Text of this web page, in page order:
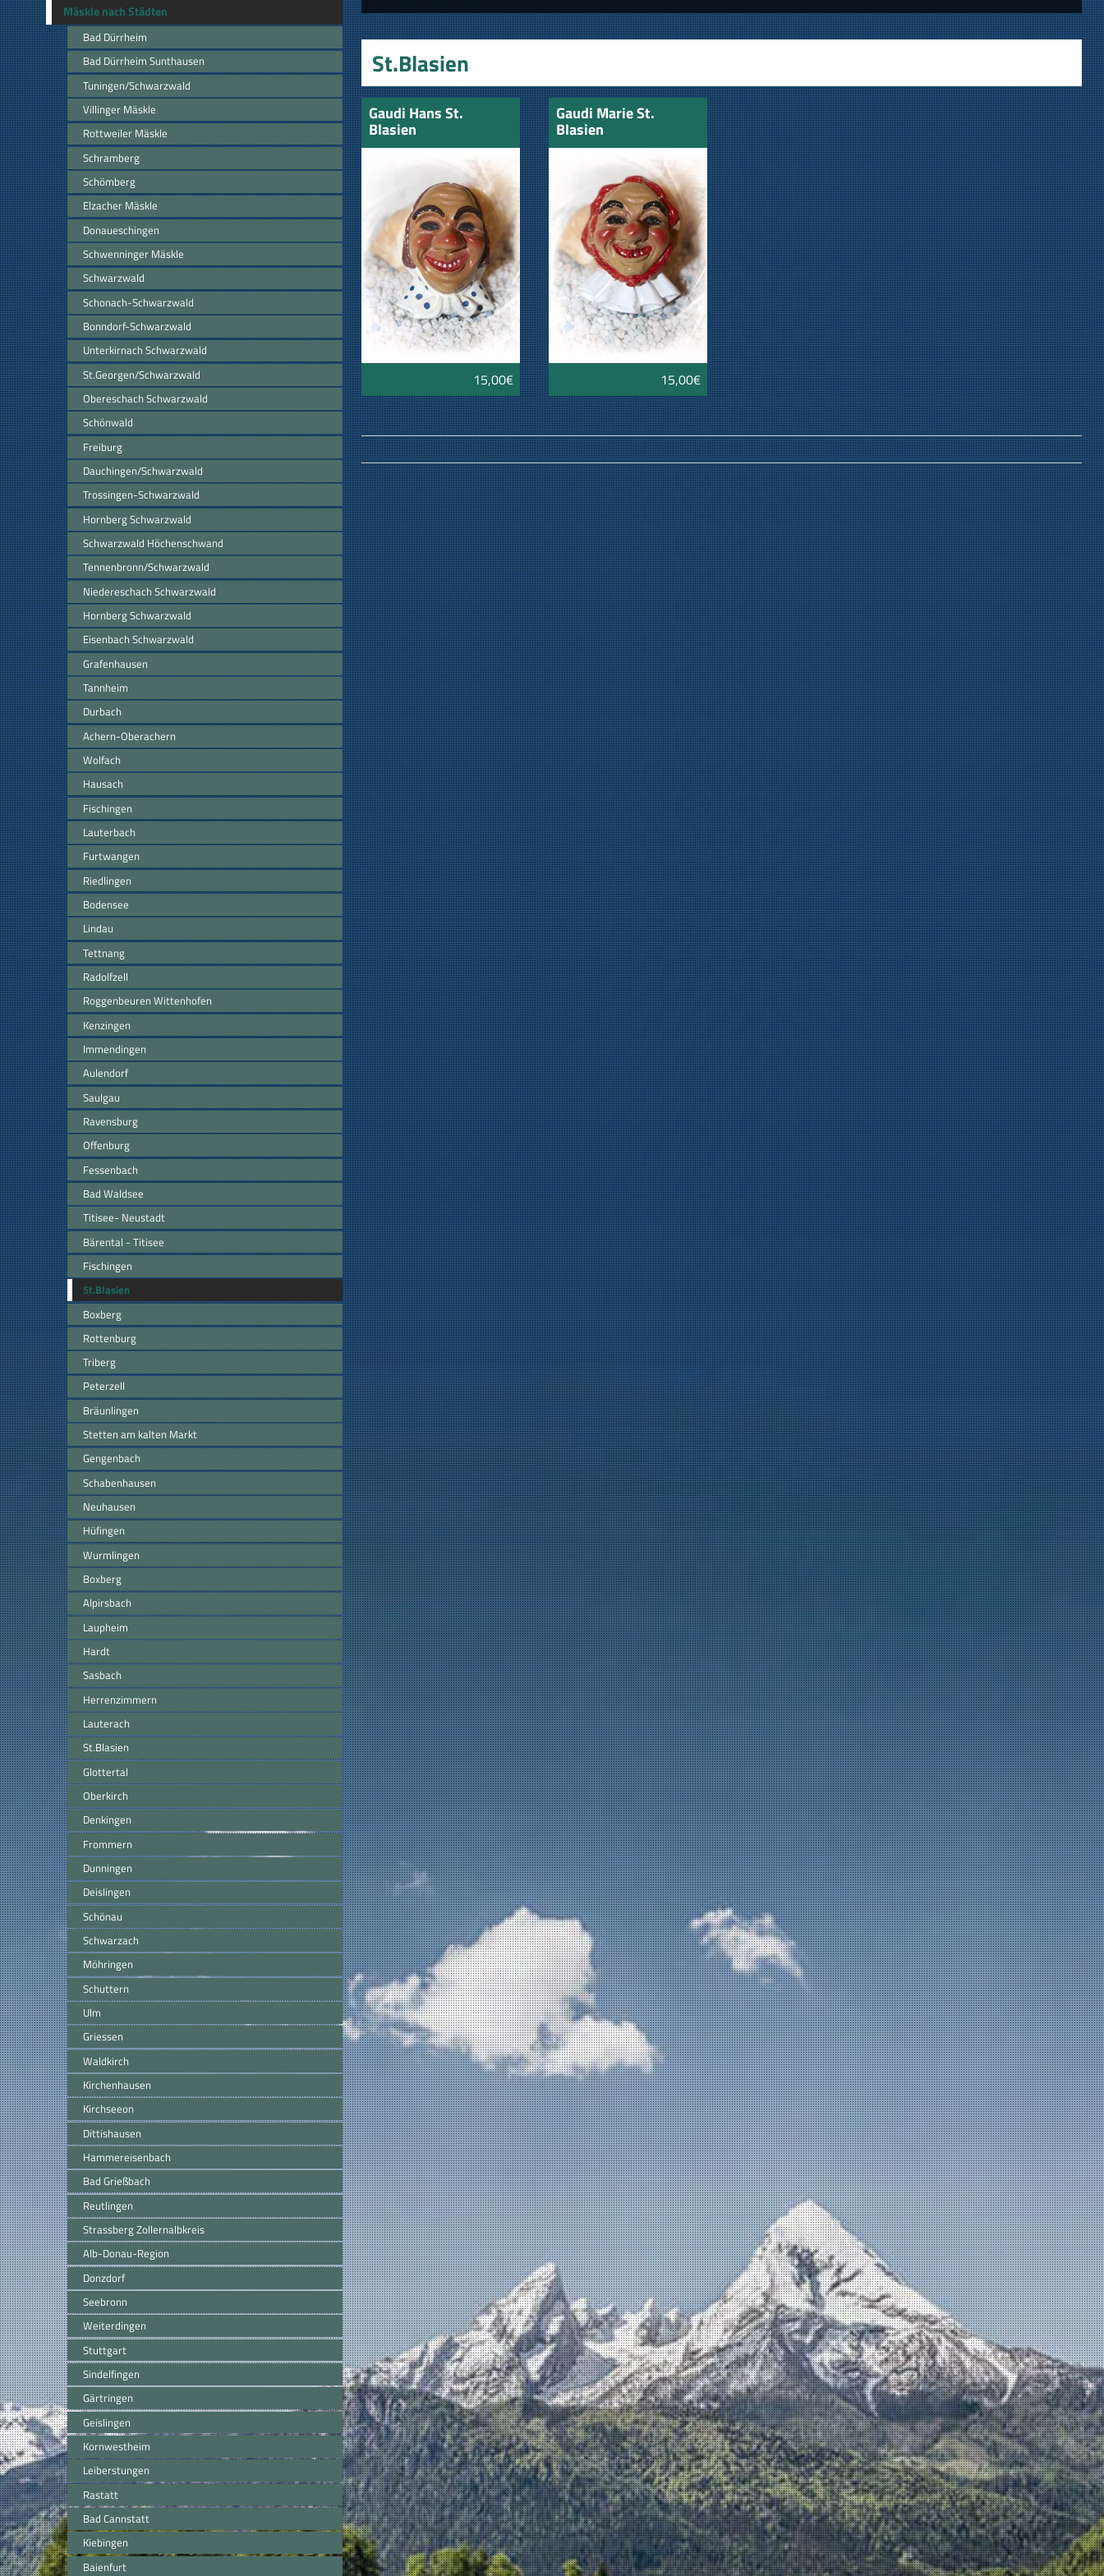
Mäskle nach Städten
Bad Dürrheim
Bad Dürrheim Sunthausen
Tuningen/Schwarzwald
Villinger Mäskle
Rottweiler Mäskle
Schramberg
Schömberg
Elzacher Mäskle
Donaueschingen
Schwenninger Mäskle
Schwarzwald
Schonach-Schwarzwald
Bonndorf-Schwarzwald
Unterkirnach Schwarzwald
St.Georgen/Schwarzwald
Obereschach Schwarzwald
Schönwald
Freiburg
Dauchingen/Schwarzwald
Trossingen-Schwarzwald
Hornberg Schwarzwald
Schwarzwald Höchenschwand
Tennenbronn/Schwarzwald
Niedereschach Schwarzwald
Hornberg Schwarzwald
Eisenbach Schwarzwald
Grafenhausen
Tannheim
Durbach
Achern-Oberachern
Wolfach
Hausach
Fischingen
Lauterbach
Furtwangen
Riedlingen
Bodensee
Lindau
Tettnang
Radolfzell
Roggenbeuren Wittenhofen
Kenzingen
Immendingen
Aulendorf
Saulgau
Ravensburg
Offenburg
Fessenbach
Bad Waldsee
Titisee- Neustadt
Bärental - Titisee
Fischingen
St.Blasien
Boxberg
Rottenburg
Triberg
Peterzell
Bräunlingen
Stetten am kalten Markt
Gengenbach
Schabenhausen
Neuhausen
Hüfingen
Wurmlingen
Boxberg
Alpirsbach
Laupheim
Hardt
Sasbach
Herrenzimmern
Lauterach
St.Blasien
Glottertal
Oberkirch
Denkingen
Frommern
Dunningen
Deislingen
Schönau
Schwarzach
Möhringen
Schuttern
Ulm
Griessen
Waldkirch
Kirchenhausen
Kirchseeon
Dittishausen
Hammereisenbach
Bad Grießbach
Reutlingen
Strassberg Zollernalbkreis
Alb-Donau-Region
Donzdorf
Seebronn
Weiterdingen
Stuttgart
Sindelfingen
Gärtringen
Geislingen
Kornwestheim
Leiberstungen
Rastatt
Bad Cannstatt
Kiebingen
Baienfurt
St.Blasien
Gaudi Hans St.
Blasien
15,00€
Gaudi Marie St.
Blasien
15,00€